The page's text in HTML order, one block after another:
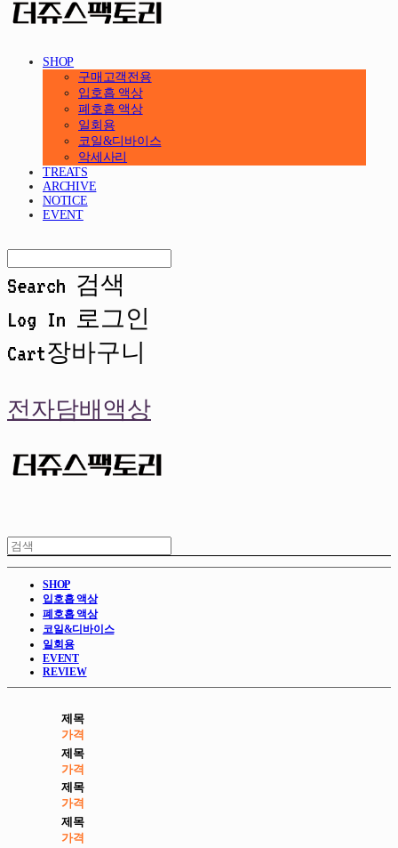
SHOP
구매고객전용
입호흡 액상
폐호흡 액상
일회용
코일&디바이스
악세사리
TREATS
ARCHIVE
NOTICE
EVENT
Search 검색
Log In 로그인
Cart장바구니
전자담배액상
SHOP
입호흡 액상
폐호흡 액상
코일&디바이스
일회용
EVENT
REVIEW
제목
가격
제목
가격
제목
가격
제목
가격